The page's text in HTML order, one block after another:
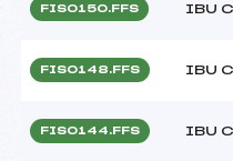
FIS0150.FFS IBU
FIS0148.FFS IBU
FIS0144.FFS IBU